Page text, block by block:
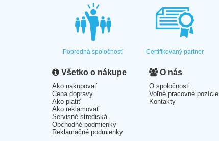
Popredná spoločnosť Certifikovaný partner
Všetko o nákupe
Ako nakupovať
Cena dopravy
Ako platiť
Ako reklamovať
Servisné strediská
Obchodné podmienky
Reklamačné podmienky
O nás
O spoločnosti
Voľné pracovné pozície
Kontakty